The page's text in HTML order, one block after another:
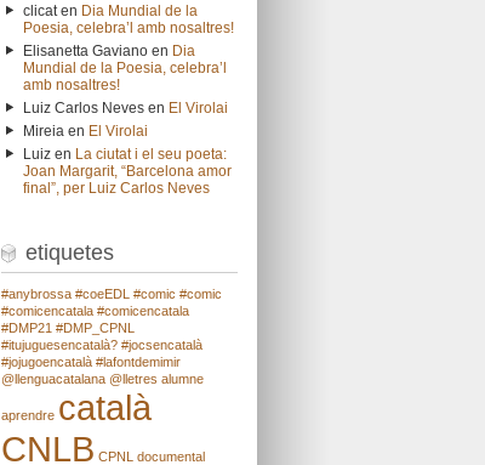
clicaten Dia Mundial de la
Poesia, celebra’l amb nosaltres!
Elisanetta Gavianoen Dia
Mundial de la Poesia, celebra’l
amb nosaltres!
Luiz Carlos Nevesen El Virolai
Mireiaen El Virolai
Luizen La ciutat i el seu poeta:
Joan Margarit, “Barcelona amor
final”, per Luiz Carlos Neves
etiquetes
#anybrossa #coeEDL #comic #comic
#comicencatala #comicencatala
#DMP21 #DMP_CPNL
#itujuguesencatalà? #jocsencatalà
#jojugoencatalà #lafontdemimir
@llenguacatalana @lletres alumne
aprendre català
CNLB CPNL documental